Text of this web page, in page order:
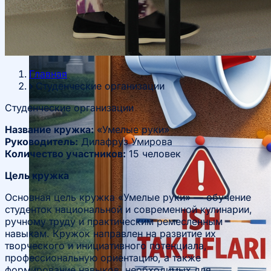
Главная
Студенческие организации
Студенческие организации
Название кружка:«Умелые руки»
Руководитель: Дилафруз Умирова
Количество участников:15 человек
Цель кружка
Основная цель кружка «Умелые руки» — обучение
студенток национальной и современной кулинарии,
ручному труду и практическим ремесленным
навыкам. Кружок направлен на развитие их
творческого и инициативного потенциала,
профессиональную ориентацию, а также